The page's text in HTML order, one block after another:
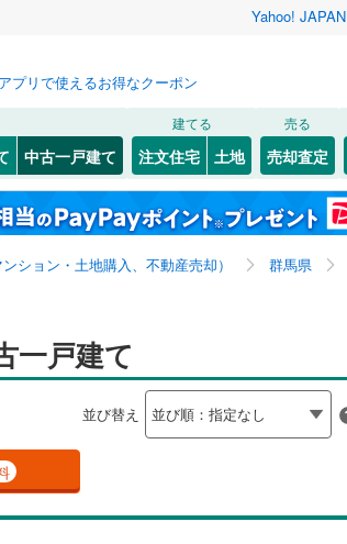
Yahoo! JAPAN
プリで使えるお得なクーポン
中古一戸建て
建てる
注文住宅 土地
売る
売却査定
ション・土地購入、不動産売却） 群馬県
一戸建て
並び替え
宮城 秋田 山形
埼玉 千葉 茨城
静岡 三重
滋賀 奈良
岡山
札沼線(0)
室蘭本線(0)
富良野線(0)
釧網本線(0)
上越線
水戸線(0)
仙山線 (0)
ム
築古・築30年以上（15）
ビルトインガレージ
防犯カメラ 0 ）
バリアフリー住宅（0）
検索条件を保存しました
着物件通知は、 マイページから設定できます。
全国
検索条件を保存する
じる お気に入りリストを見る
閉じる
じる お気に入りリストを見る
閉じる